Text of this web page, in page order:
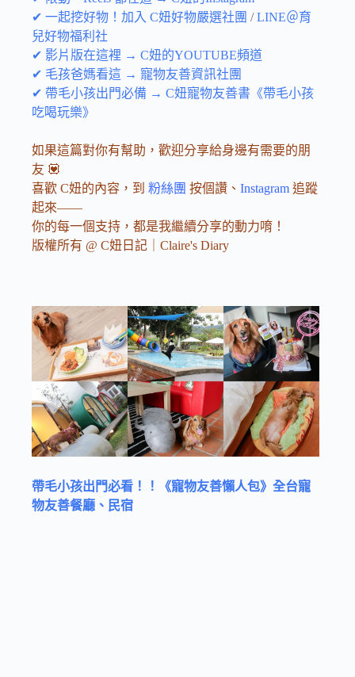
✔ 一起挖好物！加入 C妞好物嚴選社團 /LINE＠育
兒好物福利社
✔ 影片版在這裡 → C妞的YOUTUBE頻道
✔ 毛孩爸媽看這 → 寵物友善資訊社團
✔ 帶毛小孩出門必備 → C妞寵物友善書《帶毛小孩
吃喝玩樂》
如果這篇對你有幫助，歡迎分享給身邊有需要的朋
友 💟
喜歡 C妞的內容，到 粉絲團 按個讚、 Instagram 追蹤
起來——
你的每一個支持，都是我繼續分享的動力唷！
版權所有 @ C妞日記｜Claire's Diary
帶毛小孩出門必看！！《寵物友善懶人包》全台寵
物友善餐廳、民宿